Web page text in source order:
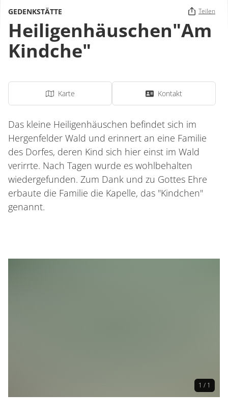
GEDENKSTÄTTE Teilen
Heiligenhäuschen"Am
Kindche"
Karte Kontakt
Das kleine Heiligenhäuschen befindet sich im
Hergenfelder Wald und erinnert an eine Familie
des Dorfes, deren Kind sich hier einst im Wald
verirrte. Nach Tagen wurde es wohlbehalten
wiedergefunden. Zum Dank und zu Gottes Ehre
erbaute die Familie die Kapelle, das "Kindchen"
genannt.
1 / 1